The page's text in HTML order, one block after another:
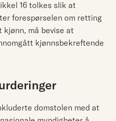
16 tolkes slik at
forespørselen om retting
kjønn, må bevise at
kjønnsbekreftende
domstolen med at